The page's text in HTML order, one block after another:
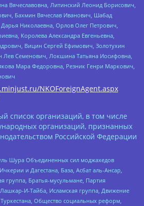
Вячеславовна, Литинский Леонид Борисович,
Бахмин Вячеслав Иванович, Шабад
Николаевна, Орлов Олег Петрович,
Королева Александра Евгеньевна,
Вицин Сергей Ефимович, Золотухин
Лев Семенович, Локшина Татьяна Иосифовна,
Мара Федоровна, Резник Генри Маркович,
NKOForeignAgent.aspx
список организаций, в том числе
организаций, признанных
Российской Федерации
Шура Объединенных сил моджахедов
и Дагестана, База, Асбат аль-Ансар,
группа, Братья-мусульмане, Партия
И-Тайба, Исламская группа, Движение
Общество социальных реформ,